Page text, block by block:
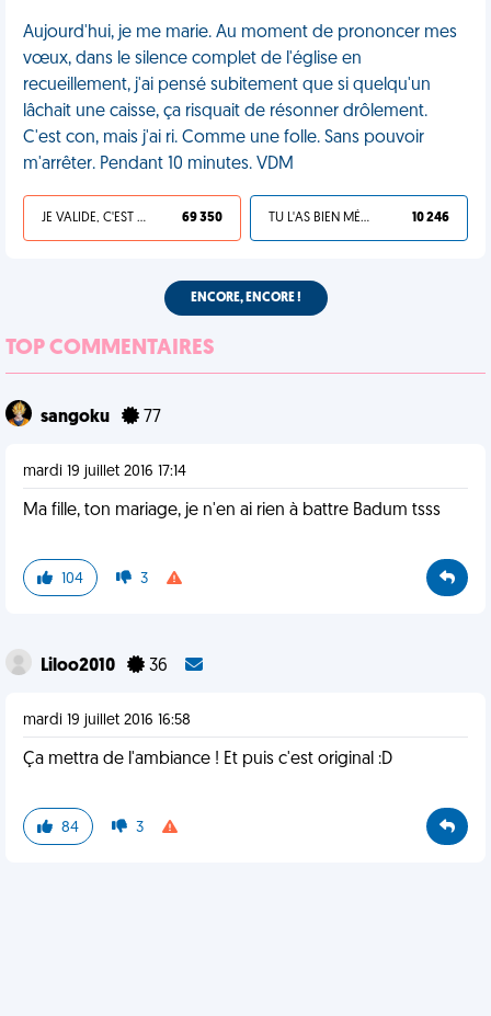
Aujourd'hui, je me marie. Au moment de prononcer mes
vœux, dans le silence complet de l'église en
recueillement, j'ai pensé subitement que si quelqu'un
lâchait une caisse, ça risquait de résonner drôlement.
C'est con, mais j'ai ri. Comme une folle. Sans pouvoir
m'arrêter. Pendant 10 minutes. VDM
JE VALIDE, C'EST UNE VDM 69 350 TU L'AS BIEN MÉRITÉ 10 246
ENCORE, ENCORE !
TOP COMMENTAIRES
sangoku 77
mardi 19 juillet 2016 17:14
Ma fille, ton mariage, je n'en ai rien à battre Badum tsss
104 3
Liloo2010 36
mardi 19 juillet 2016 16:58
Ça mettra de l'ambiance ! Et puis c'est original :D
84 3